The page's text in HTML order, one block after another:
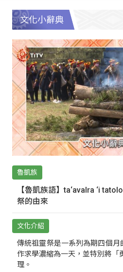
文化小辭典
魯凱族
【魯凱族語】ta‘avalra ‘i
祭的由來
文化介紹
傳統祖靈祭是一系列為期四個
作求學濃縮為一天，並特別將「
理。